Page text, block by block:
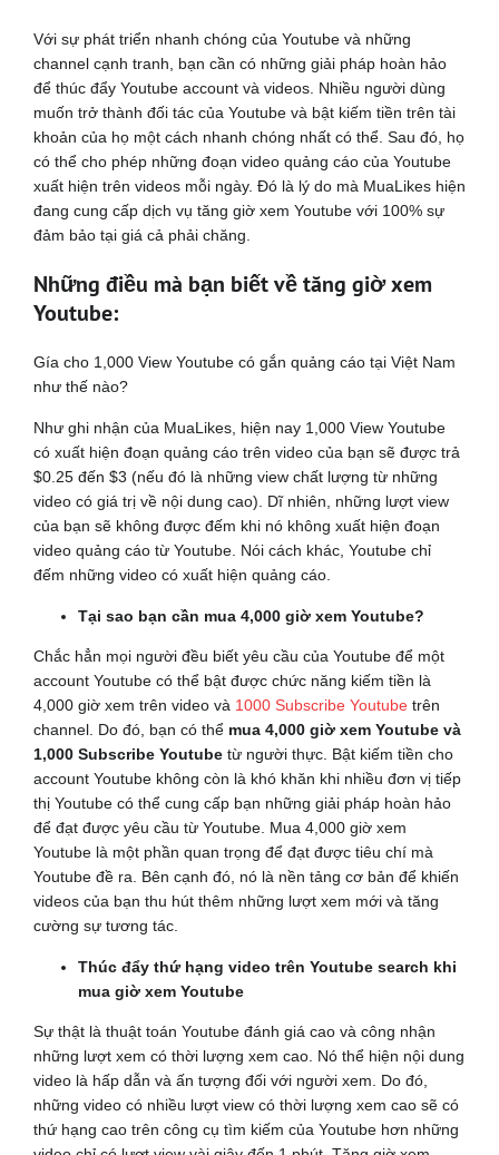
Với sự phát triển nhanh chóng của Youtube và những
channel cạnh tranh, bạn cần có những giải pháp hoàn hảo
để thúc đẩy Youtube account và videos. Nhiều người dùng
muốn trở thành đối tác của Youtube và bật kiếm tiền trên tài
khoản của họ một cách nhanh chóng nhất có thể. Sau đó, họ
có thể cho phép những đoạn video quảng cáo của Youtube
xuất hiện trên videos mỗi ngày. Đó là lý do mà MuaLikes hiện
đang cung cấp dịch vụ tăng giờ xem Youtube với 100% sự
đảm bảo tại giá cả phải chăng.
Những điều mà bạn biết về tăng giờ xem
Youtube:
Gía cho 1,000 View Youtube có gắn quảng cáo tại Việt Nam
như thế nào?
Như ghi nhận của MuaLikes, hiện nay 1,000 View Youtube
có xuất hiện đoạn quảng cáo trên video của bạn sẽ được trả
$0.25 đến $3 (nếu đó là những view chất lượng từ những
video có giá trị về nội dung cao). Dĩ nhiên, những lượt view
của bạn sẽ không được đếm khi nó không xuất hiện đoạn
video quảng cáo từ Youtube. Nói cách khác, Youtube chỉ
đếm những video có xuất hiện quảng cáo.
Tại sao bạn cần mua 4,000 giờ xem Youtube?
Chắc hẳn mọi người đều biết yêu cầu của Youtube để một
account Youtube có thể bật được chức năng kiếm tiền là
4,000 giờ xem trên video và 1000 Subscribe Youtube trên
channel. Do đó, bạn có thể mua 4,000 giờ xem Youtube và
1,000 Subscribe Youtube từ người thực. Bật kiếm tiền cho
account Youtube không còn là khó khăn khi nhiều đơn vị tiếp
thị Youtube có thể cung cấp bạn những giải pháp hoàn hảo
để đạt được yêu cầu từ Youtube. Mua 4,000 giờ xem
Youtube là một phần quan trọng để đạt được tiêu chí mà
Youtube đề ra. Bên cạnh đó, nó là nền tảng cơ bản để khiến
videos của bạn thu hút thêm những lượt xem mới và tăng
cường sự tương tác.
Thúc đẩy thứ hạng video trên Youtube search khi
mua giờ xem Youtube
Sự thật là thuật toán Youtube đánh giá cao và công nhận
những lượt xem có thời lượng xem cao. Nó thể hiện nội dung
video là hấp dẫn và ấn tượng đối với người xem. Do đó,
những video có nhiều lượt view có thời lượng xem cao sẽ có
thứ hạng cao trên công cụ tìm kiếm của Youtube hơn những